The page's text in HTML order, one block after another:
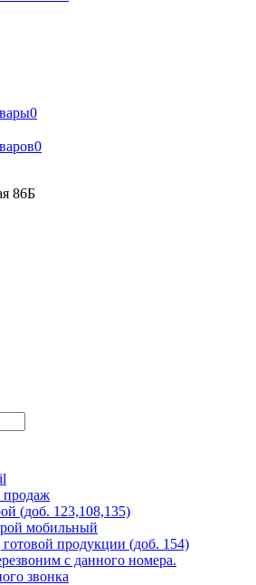
0
0
86Б
продаж
(доб. 123,108,135)
мобильный
продукции (доб. 154)
с данного номера.
звонка